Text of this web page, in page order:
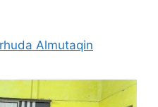
Almutaqin